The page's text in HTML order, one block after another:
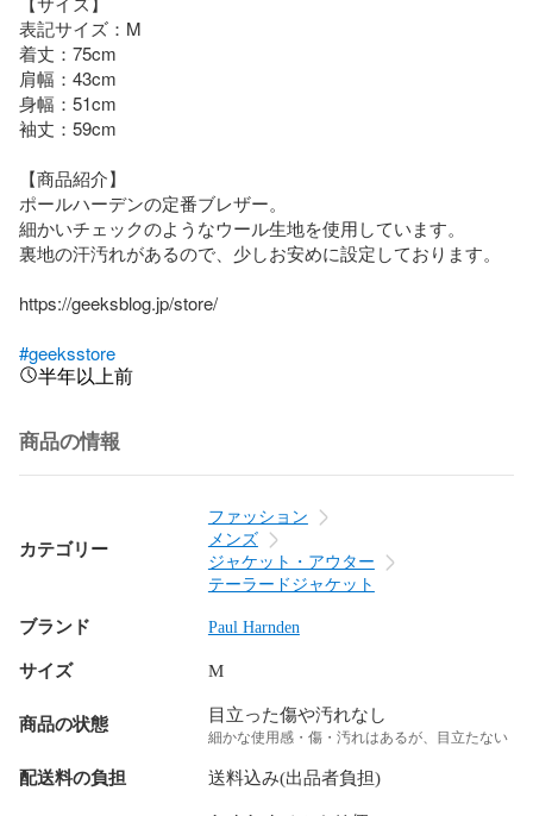
表記サイズ：M
着丈：75cm
肩幅：43cm
身幅：51cm
袖丈：59cm
【商品紹介】
ポールハーデンの定番ブレザー。
細かいチェックのようなウール生地を使用しています。
裏地の汗汚れがあるので、少しお安めに設定しております。
https://geeksblog.jp/store/
#geeksstore
半年以上前
商品の情報
カテゴリー
ファッション
メンズ
ジャケット・アウター
テーラードジャケット
ブランド Paul Harnden
サイズ M
商品の状態 目立った傷や汚れなし
細かな使用感・傷・汚れはあるが、目立たない
配送料の負担 送料込み(出品者負担)